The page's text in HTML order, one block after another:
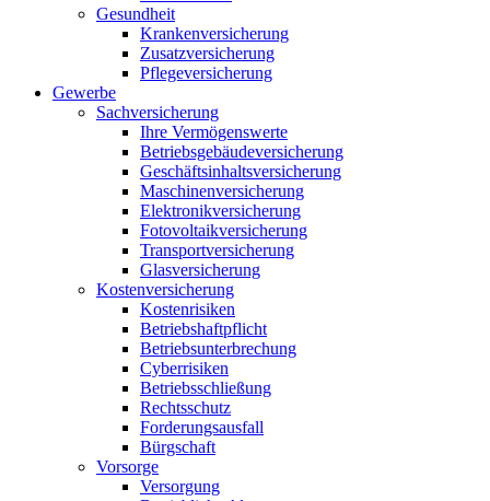
Gesundheit
Krankenversicherung
Zusatzversicherung
Pflegeversicherung
Gewerbe
Sachversicherung
Ihre Vermögenswerte
Betriebsgebäudeversicherung
Geschäftsinhaltsversicherung
Maschinenversicherung
Elektronikversicherung
Fotovoltaikversicherung
Transportversicherung
Glasversicherung
Kostenversicherung
Kostenrisiken
Betriebshaftpflicht
Betriebsunterbrechung
Cyberrisiken
Betriebsschließung
Rechtsschutz
Forderungsausfall
Bürgschaft
Vorsorge
Versorgung